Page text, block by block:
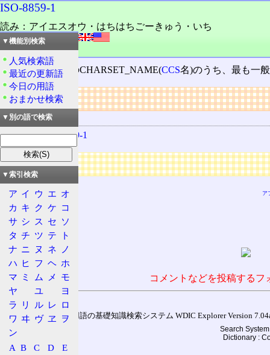
ISO-8859-1
読み：アイエスオウ・はちはちごーきゅう・いち
外語：ISO-8859-1
品詞：固有名詞
ISO/IEC 8859-1
のCHARSET_NAME(CCS名)のうち、最も一
リンク
文字集合
ISO/IEC 8859-1
広告
ア
コメントなどを投稿する
通信用語の基礎知識検索システム WDIC Explorer Version
Search
Dictionary :
▼機能別検索
人気検索語
最近の更新語
今日の用語
おまかせ検索
▼別の語で検索
▼索引検索
ア イ ウ エ オ
カ キ ク ケ コ
サ シ ス セ ソ
タ チ ツ テ
ト
ナ ニ ヌ ネ
ノ
ハ ヒ フ ヘ ホ
マ ミ ム メ
モ
ヤ
ユ
ヨ
ラ
リ ル レ ロ
ワ ヰ ヴ ヱ
ヲ
ン
A B C D
E